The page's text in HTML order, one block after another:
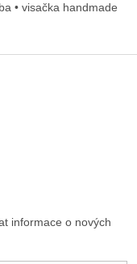
• visačka handmade
informace o nových